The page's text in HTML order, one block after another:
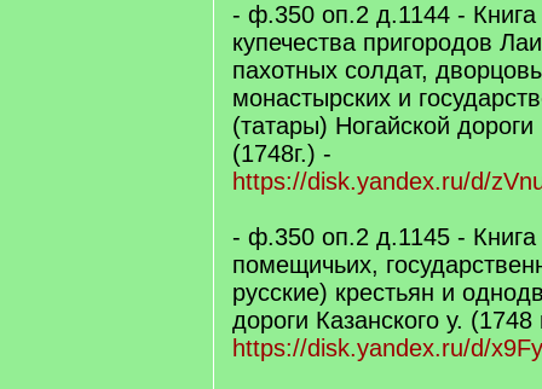
- ф.350 оп.2 д.1144 - Книга
купечества пригородов
пахотных солдат,
монастырских и
(татары) Ногайской дороги
(1748г.) -
https://disk.yandex.ru/d/
- ф.350 оп.2 д.1145 - Книга
помещичьих,
русские) крестьян и
дороги Казанского у. (1748
https://disk.yandex.ru/d/